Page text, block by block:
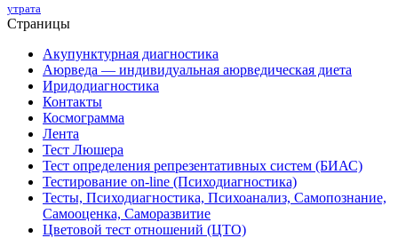
утрата
Страницы
Акупунктурная диагностика
Аюрведа — индивидуальная аюрведическая диета
Иридодиагностика
Контакты
Космограмма
Лента
Тест Люшера
Тест определения репрезентативных систем (БИАС)
Тестирование on-line (Психодиагностика)
Тесты, Психодиагностика, Психоанализ, Самопознание,
Самооценка, Саморазвитие
Цветовой тест отношений (ЦТО)